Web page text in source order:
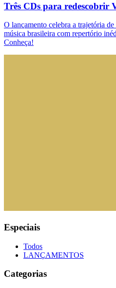
Três CDs para redescobrir
O lançamento celebra a trajetória
música brasileira com repertório
Conheça!
Especiais
Todos
LANÇAMENTOS
Categorias